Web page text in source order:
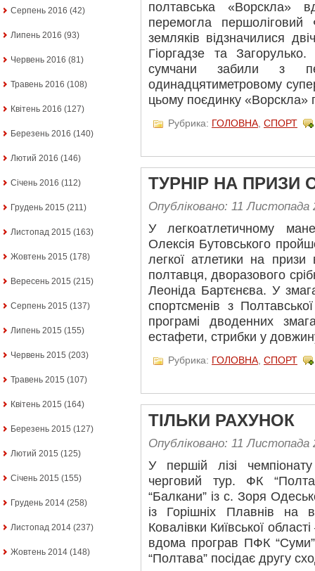
Серпень 2016 (42)
Липень 2016 (93)
Червень 2016 (81)
Травень 2016 (108)
Квітень 2016 (127)
Березень 2016 (140)
Лютий 2016 (146)
Січень 2016 (112)
Грудень 2015 (211)
Листопад 2015 (163)
Жовтень 2015 (178)
Вересень 2015 (215)
Серпень 2015 (137)
Липень 2015 (155)
Червень 2015 (203)
Травень 2015 (107)
Квітень 2015 (164)
Березень 2015 (127)
Лютий 2015 (125)
Січень 2015 (155)
Грудень 2014 (258)
Листопад 2014 (237)
Жовтень 2014 (148)
полтавська «Ворскла»
перемогла
земляків відзначилися
Гіоргадзе та
сумчани забили з
одинадцятиметровому
цьому поєдинку
Рубрика: ГОЛОВНА СПОРТ
ТУРНІР НА ПРИЗИ
Опубліковано: 11 Листопада
У легкоатлетичному
Олексія Бутовського
легкої атлетики на призи
полтавця, дворазового
Леоніда Бартєнєва. У
спортсменів з
програмі дводенних
естафети, стрибки у
Рубрика: ГОЛОВНА СПОРТ
ТІЛЬКИ РАХУНОК
Опубліковано: 11 Листопада
У першій лізі
черговий тур. ФК
“Балкани” із с. Зоря
із Горішніх Плавнів на
Ковалівки Київської
вдома програв ПФК
“Полтава” посідає другу